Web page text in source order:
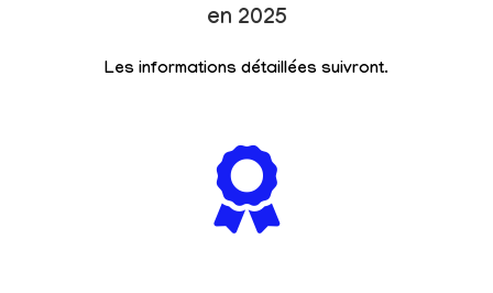
en 2025
Les informations détaillées suivront.